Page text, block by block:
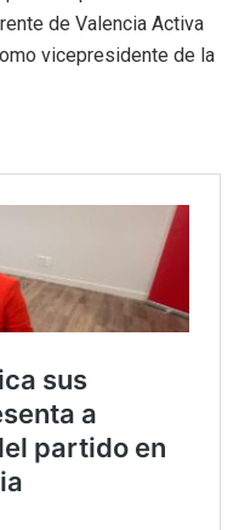
de Valencia Activa
vicepresidente de la